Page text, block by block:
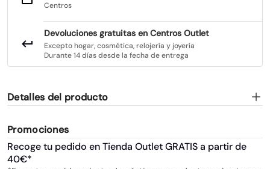
Centros
Devoluciones gratuitas en Centros Outlet
Excepto hogar, cosmética, relojería y joyería
Durante 14 días desde la fecha de entrega
Detalles del producto
Promociones
Recoge tu pedido en Tienda Outlet GRATIS a partir de
40€*